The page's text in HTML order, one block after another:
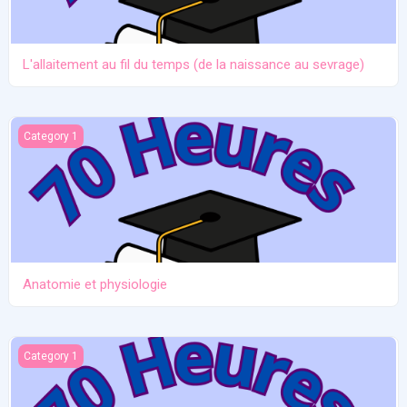
L'allaitement au fil du temps (de la naissance au sevrage)
Anatomie et physiologie
Category 1
Anatomie et physiologie
Ictère et hypoglycémie
Category 1